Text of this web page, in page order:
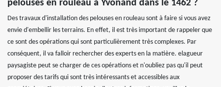
pelouses en rouleau à Yvonand dans le 1462 ?
Des travaux d'installation des pelouses en rouleau sont à faire si vous avez
envie d'embellir les terrains. En effet, il est très important de rappeler que
ce sont des opérations qui sont particulièrement très complexes. Par
conséquent, il va falloir rechercher des experts en la matière. elagueur
paysagiste peut se charger de ces opérations et n'oubliez pas qu'il peut
proposer des tarifs qui sont très intéressants et accessibles aux